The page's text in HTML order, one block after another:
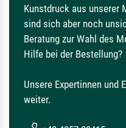
Kunstdruck aus unserer
sind sich aber noch
Beratung zur Wahl des
Hilfe bei der Bestellung?
Unsere Expertinnen und
weiter.